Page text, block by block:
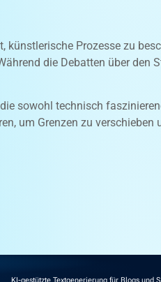
Prozesse zu
die Debatten über den
sowohl technisch
um Grenzen zu verschieben